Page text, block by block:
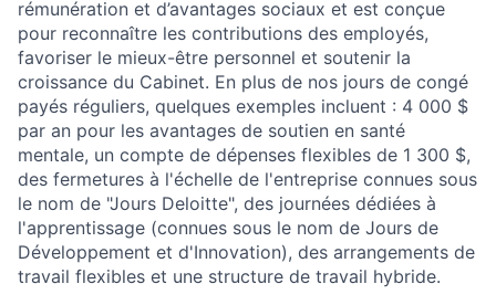
rémunération et d’avantages sociaux et est conçue
pour reconnaître les contributions des employés,
favoriser le mieux-être personnel et soutenir la
croissance du Cabinet. En plus de nos jours de congé
payés réguliers, quelques exemples incluent : 4 000 $
par an pour les avantages de soutien en santé
mentale, un compte de dépenses flexibles de 1 300 $,
des fermetures à l'échelle de l'entreprise connues sous
le nom de "Jours Deloitte", des journées dédiées à
l'apprentissage (connues sous le nom de Jours de
Développement et d'Innovation), des arrangements de
travail flexibles et une structure de travail hybride.